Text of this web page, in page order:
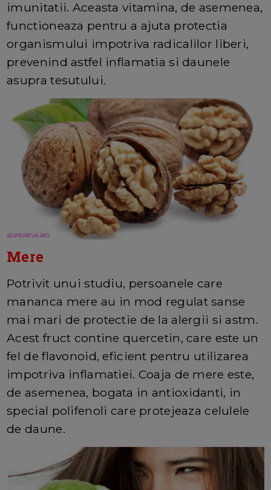
imunitatii. Aceasta vitamina, de asemenea,
functioneaza pentru a ajuta protectia
organismului impotriva radicalilor liberi,
prevenind astfel inflamatia si daunele
asupra tesutului.
Mere
Potrivit unui studiu, persoanele care
mananca mere au in mod regulat sanse
mai mari de protectie de la alergii si astm.
Acest fruct contine quercetin, care este un
fel de flavonoid, eficient pentru utilizarea
impotriva inflamatiei. Coaja de mere este,
de asemenea, bogata in antioxidanti, in
special polifenoli care protejeaza celulele
de daune.